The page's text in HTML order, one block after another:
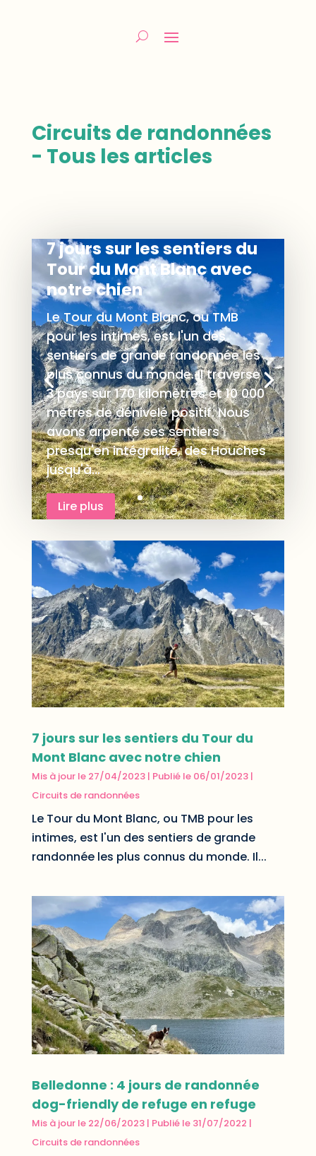
Circuits de randonnées
- Tous les articles
7 jours sur les sentiers du
Tour du Mont Blanc avec
notre chien
Le Tour du Mont Blanc, ou TMB
pour les intimes, est l'un des
sentiers de grande randonnée les
plus connus du monde. Il traverse
3 pays sur 170 kilomètres et 10 000
mètres de dénivelé positif. Nous
avons arpenté ses sentiers
presqu'en intégralité, des Houches
jusqu'à...
Lire plus
7 jours sur les sentiers du Tour du
Mont Blanc avec notre chien
Mis à jour le 27/04/2023 | Publié le 06/01/2023|
Circuits de randonnées
Le Tour du Mont Blanc, ou TMB pour les
intimes, est l'un des sentiers de grande
randonnée les plus connus du monde. Il...
Belledonne : 4 jours de randonnée
dog-friendly de refuge en refuge
Mis à jour le 22/06/2023 | Publié le 31/07/2022 |
Circuits de randonnées